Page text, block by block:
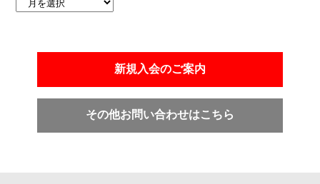
新規入会のご案内
その他お問い合わせはこちら